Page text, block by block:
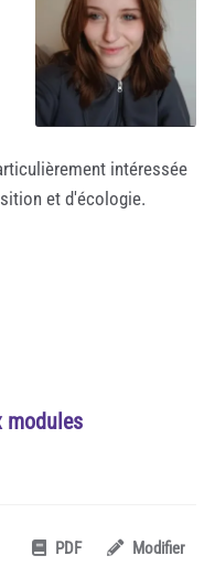
intéressée
et d'écologie.
modules
PDF Modifier